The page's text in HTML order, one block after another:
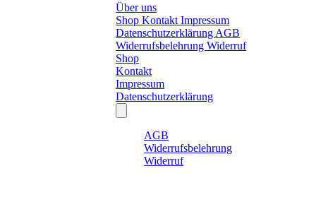
Über uns
ShopKontaktImpressum
Datenschutzerklärung AGB
WiderrufsbelehrungWiderruf
Shop
Kontakt
Impressum
Datenschutzerklärung
AGB
Widerrufsbelehrung
Widerruf